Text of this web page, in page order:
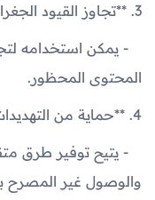
3. **تجاوز القيود الجغرافية:**
- يمكن استخدامه
المحتوى المحظور.
4. **حماية من التهديدات الأمنية:**
- يتيح توفير طرق
والوصول غير المصرح